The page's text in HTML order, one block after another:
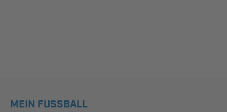
MEIN FUSSBALL